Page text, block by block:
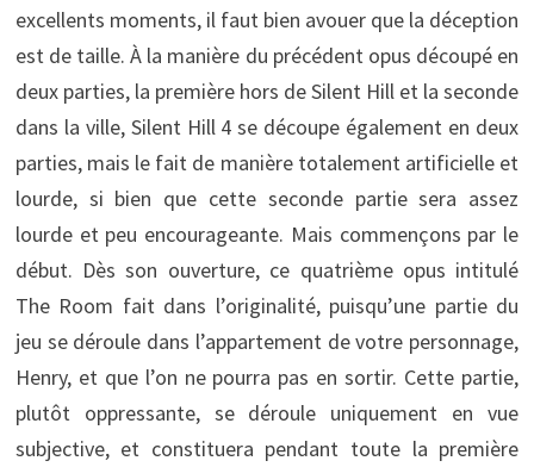
excellents moments, il faut bien avouer que la déception
est de taille. À la manière du précédent opus découpé en
deux parties, la première hors de Silent Hill et la seconde
dans la ville, Silent Hill 4 se découpe également en deux
parties, mais le fait de manière totalement artificielle et
lourde, si bien que cette seconde partie sera assez
lourde et peu encourageante. Mais commençons par le
début. Dès son ouverture, ce quatrième opus intitulé
The Room fait dans l’originalité, puisqu’une partie du
jeu se déroule dans l’appartement de votre personnage,
Henry, et que l’on ne pourra pas en sortir. Cette partie,
plutôt oppressante, se déroule uniquement en vue
subjective, et constituera pendant toute la première